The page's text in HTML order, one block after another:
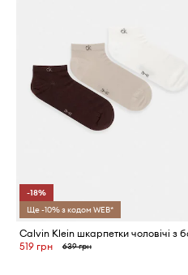
-18%
Ще -10% з кодом WEB*
519 грн
639 грн